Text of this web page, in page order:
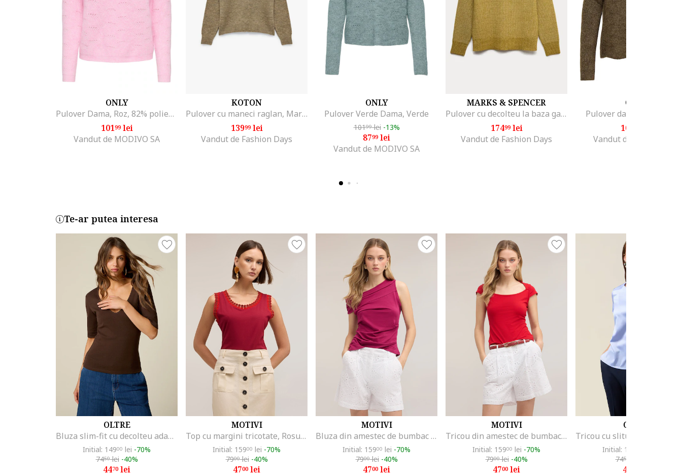
ONLY
Pulover Dama, Roz, 82% poliester, 15% acril, 3% elastan,
10199lei
Vandut de MODIVO SA
KOTON
Pulover cu maneci raglan, Maro taupe
13999lei
Vandut de Fashion Days
ONLY
Pulover Verde Dama, Verde
10199lei -13%
8799lei
Vandut de MODIVO SA
MARKS & SPENCER
Pulover cu decolteu la baza gatului, Galben mustar
17499lei
Vandut de Fashion Days
ONLY
Pulover dama maro,
103
Vandut de MODIVO SA
Te-ar putea interesa
OLTRE
Bluza slim-fit cu decolteu adanc in V, Maro inchis
Initial: 14900 lei -70%
7450lei -40%
4470lei
MOTIVI
Top cu margini tricotate, Rosu inchis
Initial: 15900 lei -70%
7900lei -40%
4700lei
MOTIVI
Bluza din amestec de bumbac cu model uni, Roz zmeuriu
Initial: 15900 lei -70%
7900lei -40%
4700lei
MOTIVI
Tricou din amestec de bumbac cu decolteu rotund, Rosu vermillion
Initial: 15900 lei -70%
7900lei -40%
4700lei
OLTRE
Initial: 149
7450
44